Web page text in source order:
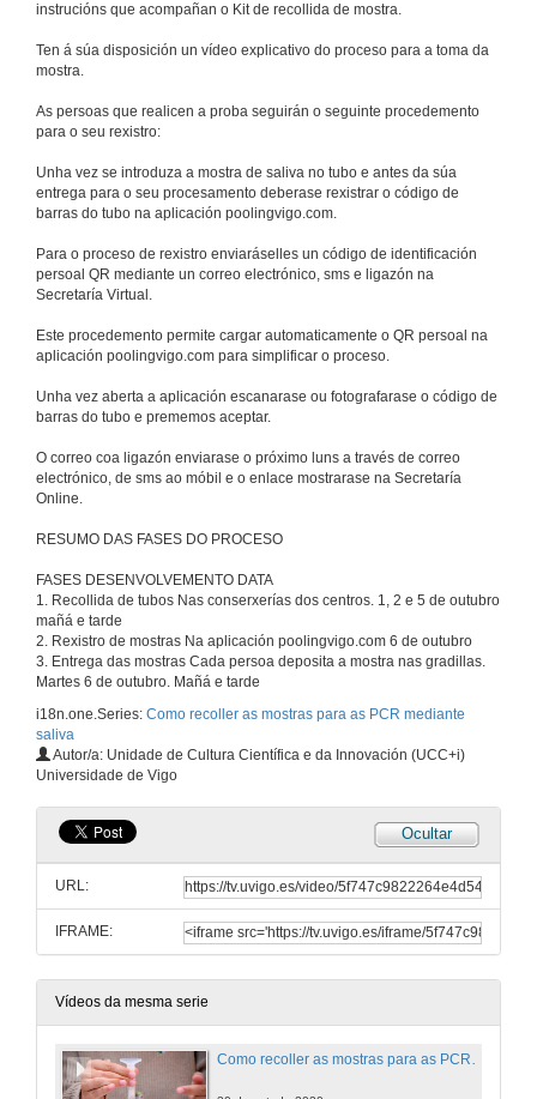
instrucións que acompañan o Kit de recollida de mostra.
Ten á súa disposición un vídeo explicativo do proceso para a toma da
mostra.
As persoas que realicen a proba seguirán o seguinte procedemento
para o seu rexistro:
Unha vez se introduza a mostra de saliva no tubo e antes da súa
entrega para o seu procesamento deberase rexistrar o código de
barras do tubo na aplicación poolingvigo.com.
Para o proceso de rexistro enviaráselles un código de identificación
persoal QR mediante un correo electrónico, sms e ligazón na
Secretaría Virtual.
Este procedemento permite cargar automaticamente o QR persoal na
aplicación poolingvigo.com para simplificar o proceso.
Unha vez aberta a aplicación escanarase ou fotografarase o código de
barras do tubo e prememos aceptar.
O correo coa ligazón enviarase o próximo luns a través de correo
electrónico, de sms ao móbil e o enlace mostrarase na Secretaría
Online.
RESUMO DAS FASES DO PROCESO
FASES DESENVOLVEMENTO DATA
1. Recollida de tubos Nas conserxerías dos centros. 1, 2 e 5 de outubro
mañá e tarde
2. Rexistro de mostras Na aplicación poolingvigo.com 6 de outubro
3. Entrega das mostras Cada persoa deposita a mostra nas gradillas.
Martes 6 de outubro. Mañá e tarde
i18n.one.Series: Como recoller as mostras para as PCR mediante
saliva
Autor/a: Unidade de Cultura Científica e da Innovación (UCC+i)
Universidade de Vigo
Ocultar
URL:
IFRAME:
Vídeos da mesma serie
Como recoller as mostras para as PCR mediante saliva